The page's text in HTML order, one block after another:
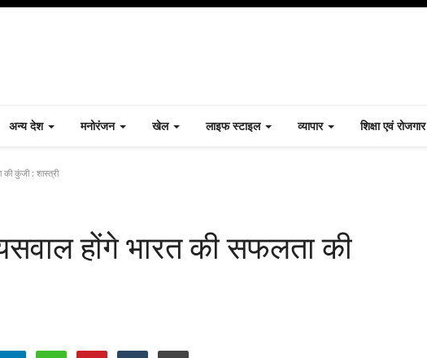
अन्य देश मनोरंजन खेल लाइफ स्टाइल व्यापार शिक्षा एवं रोजगार
कुंजी : शास्त्री
होंगे भारत की सफलता की